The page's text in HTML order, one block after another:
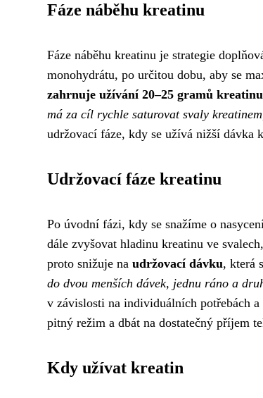
Fáze náběhu kreatinu
Fáze náběhu kreatinu je strategie
monohydrátu, po určitou dobu, aby se
zahrnuje užívání 20–25 gramů
má za cíl rychle saturovat svaly
udržovací fáze, kdy se užívá nižší dávka
Udržovací fáze kreatinu
Po úvodní fázi, kdy se snažíme o
dále zvyšovat hladinu kreatinu ve
proto snižuje na udržovací dávku, která
do dvou menších dávek, jednu ráno a
v závislosti na individuálních potřebách
pitný režim a dbát na dostatečný příjem
Kdy užívat kreatin